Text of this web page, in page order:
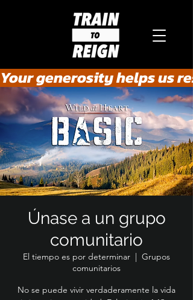
Your generosity helps us
Únase a un grupo
comunitario
El tiempo es por determinar
  |
Grupos
comunitarios
No se puede vivir verdaderamente la vida